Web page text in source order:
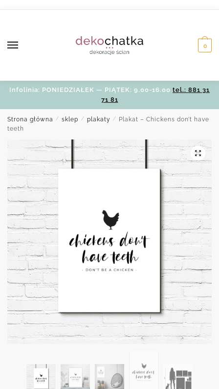
0
Infolinia: PONIEDZIAŁEK — PIĄTEK: 9.00-16.00 tel.: 881 31
71 81
Strona główna / sklep / plakaty /
Plakat – Chickens don’t have
teeth